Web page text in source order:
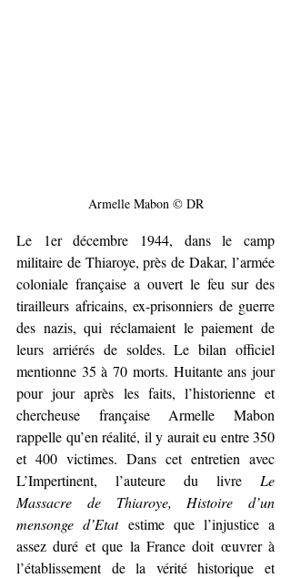
Armelle Mabon © DR
Le 1er décembre 1944, dans le camp
militaire de Thiaroye, près de Dakar, l’armée
coloniale française a ouvert le feu sur des
tirailleurs africains, ex-prisonniers de guerre
des nazis, qui réclamaient le paiement de
leurs arriérés de soldes. Le bilan officiel
mentionne 35 à 70 morts. Huitante ans jour
pour jour après les faits, l’historienne et
chercheuse française Armelle Mabon
rappelle qu’en réalité, il y aurait eu entre 350
et 400 victimes. Dans cet entretien avec
L’Impertinent, l’auteure du livre Le
Massacre de Thiaroye, Histoire d’un
mensonge d’Etat estime que l’injustice a
assez duré et que la France doit œuvrer à
l’établissement de la vérité historique et